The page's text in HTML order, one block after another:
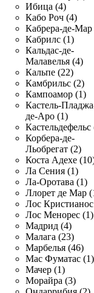
Ибица (4)
Кабо Роч (4)
Кабрера-де-Мар
Кабрилс (1)
Кальдас-де-
Малавелья (4)
Кальпе (22)
Камбрильс (2)
Кампоамор (1)
Кастель-
де-Аро (1)
Кастельдефельс
Корбера-де-
Льобрегат (2)
Коста Адехе
Ла Сения (1)
Ла-Оротава (1)
Ллорет де Мар
Лос
Лос Менорес (1)
Мадрид (4)
Малага (23)
Марбелья (46)
Мас Фуматас (1)
Мачер (1)
Морайра (3)